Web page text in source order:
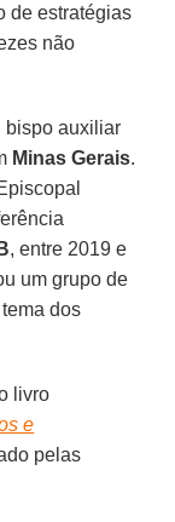
de estratégias
não
bispo auxiliar
Minas Gerais.
, entre 2019 e
um grupo de
dos
livro
e
pelas